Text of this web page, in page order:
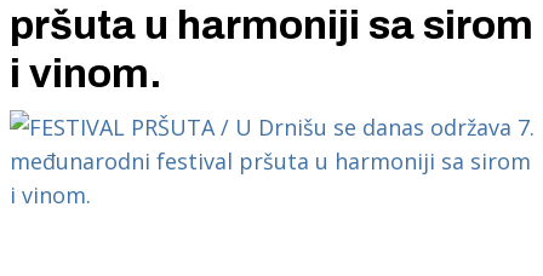
pršuta u harmoniji sa sirom
i vinom.